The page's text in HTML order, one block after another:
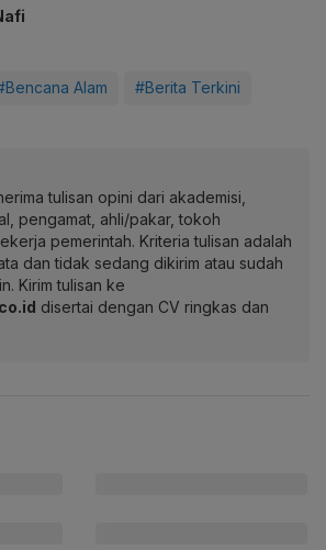
Alam #Berita Terkini
tulisan opini dari akademisi,
pengamat, ahli/pakar, tokoh
pemerintah. Kriteria tulisan adalah
dan tidak sedang dikirim atau sudah
Kirim tulisan ke
disertai dengan CV ringkas dan